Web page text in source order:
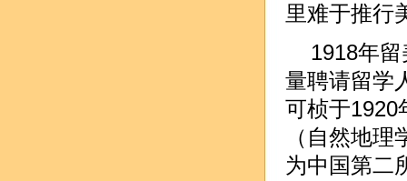
里难于推行
1918年
量聘请留学
可桢于1920
（自然地
为中国第二